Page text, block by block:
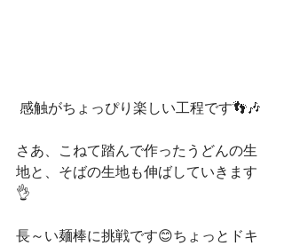
感触がちょっぴり楽しい工程です👣🎶
さあ、こねて踏んで作ったうどんの生
地と、そばの生地も伸ばしていきます
👌
長～い麺棒に挑戦です😊ちょっとドキ